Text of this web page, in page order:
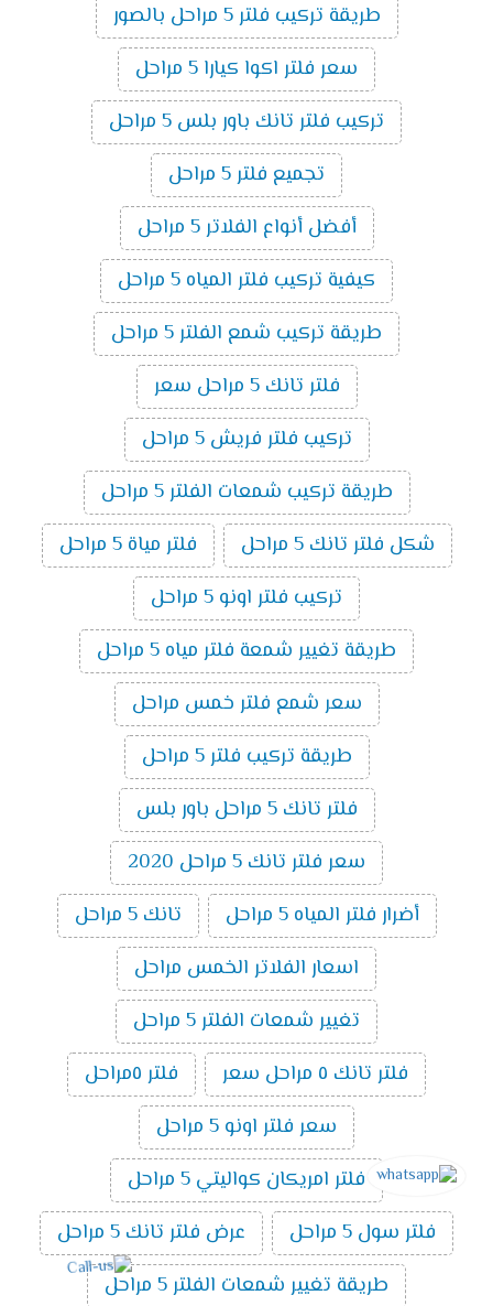
طريقة تركيب فلتر 5 مراحل بالصور
سعر فلتر اكوا كيارا 5 مراحل
تركيب فلتر تانك باور بلس 5 مراحل
تجميع فلتر 5 مراحل
أفضل أنواع الفلاتر 5 مراحل
كيفية تركيب فلتر المياه 5 مراحل
طريقة تركيب شمع الفلتر 5 مراحل
فلتر تانك 5 مراحل سعر
تركيب فلتر فريش 5 مراحل
طريقة تركيب شمعات الفلتر 5 مراحل
شكل فلتر تانك 5 مراحل
فلتر مياة 5 مراحل
تركيب فلتر اونو 5 مراحل
طريقة تغيير شمعة فلتر مياه 5 مراحل
سعر شمع فلتر خمس مراحل
طريقة تركيب فلتر 5 مراحل
فلتر تانك 5 مراحل باور بلس
سعر فلتر تانك 5 مراحل 2020
أضرار فلتر المياه 5 مراحل
تانك 5 مراحل
اسعار الفلاتر الخمس مراحل
تغيير شمعات الفلتر 5 مراحل
فلتر تانك ٥ مراحل سعر
فلتر ٥مراحل
سعر فلتر اونو 5 مراحل
فلتر امريكان كواليتي 5 مراحل
فلتر سول 5 مراحل
عرض فلتر تانك 5 مراحل
طريقة تغيير شمعات الفلتر 5 مراحل